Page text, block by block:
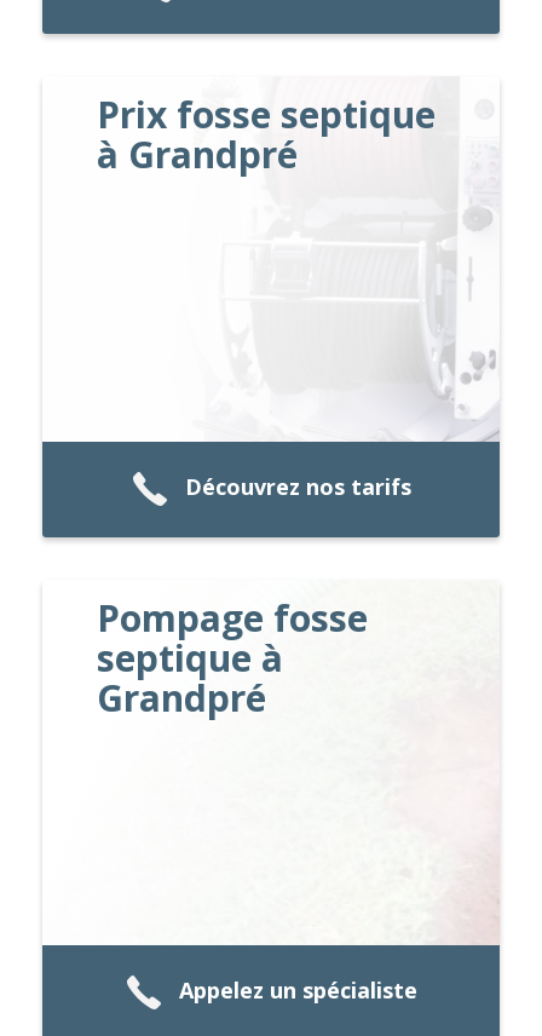
Prix fosse septique
à Grandpré
Découvrez nos tarifs
Pompage fosse
septique à
Grandpré
Appelez un spécialiste